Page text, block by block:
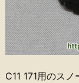
C11 171用のス